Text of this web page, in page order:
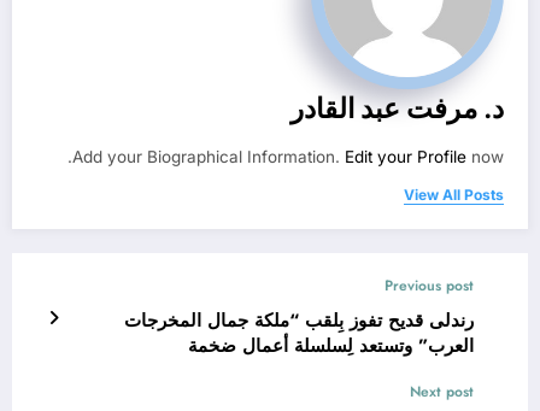
د. مرفت عبد القادر
Add your Biographical Information. Edit your Profile now.
View All Posts
Previous post
رندلى قديح تفوز بِلقب “ملكة جمال المخرجات
العرب” وتستعد لِسلسلة أعمال ضخمة
Next post